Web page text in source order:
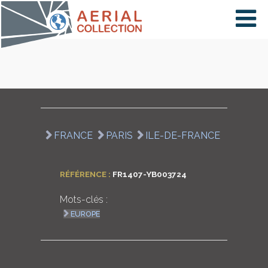
×
FRANCE PARIS ILE-DE-FRANCE
RÉFÉRENCE : FR1407-YB003724
Mots-clés :
EUROPE